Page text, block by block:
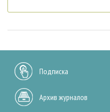
Подписка
Архив журналов